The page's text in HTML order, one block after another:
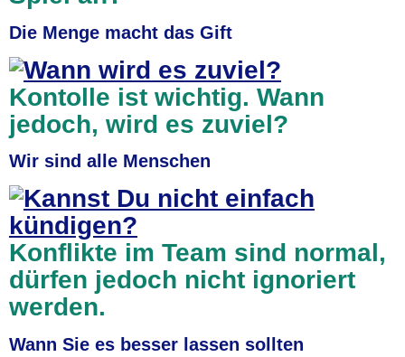
Die Menge macht das Gift
Kontolle ist wichtig. Wann
jedoch, wird es zuviel?
Wir sind alle Menschen
Konflikte im Team sind normal,
dürfen jedoch nicht ignoriert
werden.
Wann Sie es besser lassen sollten